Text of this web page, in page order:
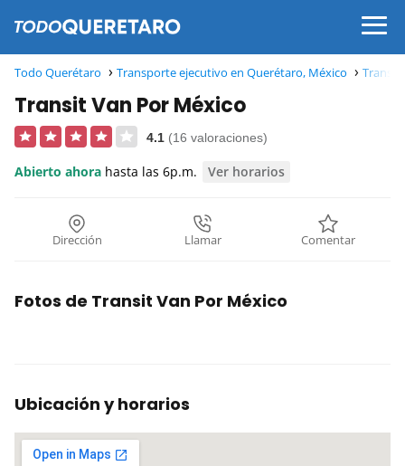
Todo Querétaro Transporte ejecutivo en Querétaro, México
Transit Van Por México
4.1 (16 valoraciones)
Abierto ahora hasta las 6p.m. Ver horarios
Dirección Llamar Comentar
Fotos de Transit Van Por México
Ubicación y horarios